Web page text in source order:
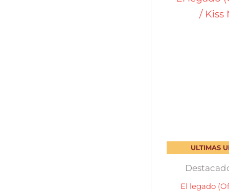
ULTIMAS
El legado